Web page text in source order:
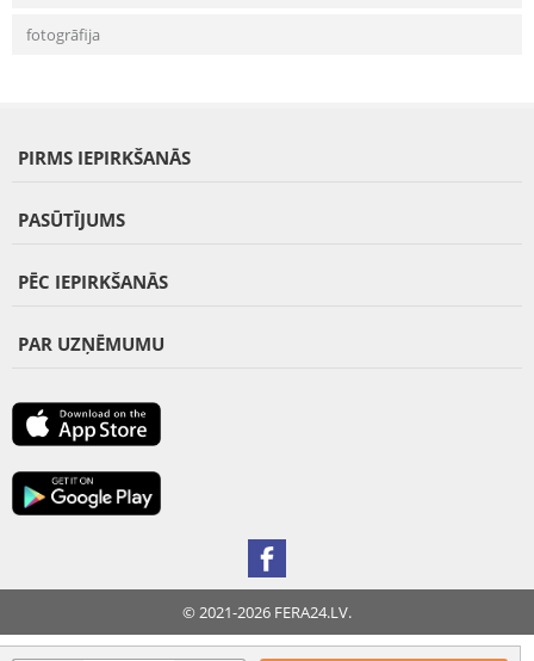
fotogrāfija
PIRMS IEPIRKŠANĀS
PASŪTĪJUMS
PĒC IEPIRKŠANĀS
PAR UZŅĒMUMU
© 2021-2026 FERA24.LV.
FERA INTERNATIONAL: